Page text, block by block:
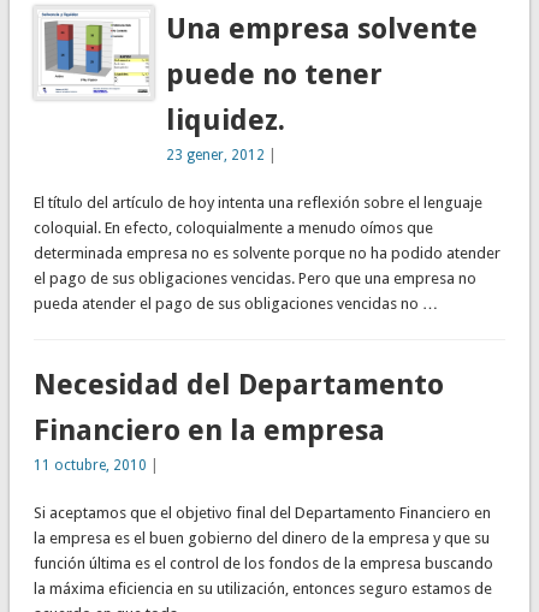
Una empresa solvente
puede no tener
liquidez.
23 gener, 2012
El título del artículo de hoy intenta una reflexión sobre el lenguaje
coloquial. En efecto, coloquialmente a menudo oímos que
determinada empresa no es solvente porque no ha podido atender
el pago de sus obligaciones vencidas. Pero que una empresa no
pueda atender el pago de sus obligaciones vencidas no …
Necesidad del Departamento
Financiero en la empresa
11 octubre, 2010
Si aceptamos que el objetivo final del Departamento Financiero en
la empresa es el buen gobierno del dinero de la empresa y que su
función última es el control de los fondos de la empresa buscando
la máxima eficiencia en su utilización, entonces seguro estamos de